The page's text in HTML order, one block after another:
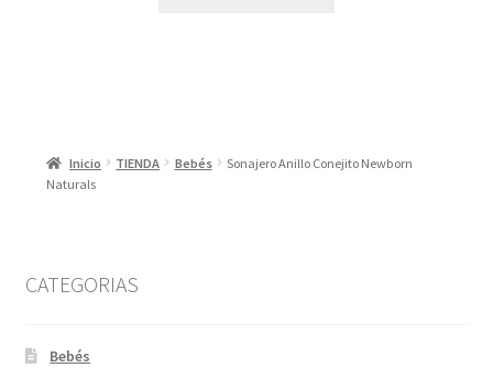
Inicio TIENDA Bebés
Sonajero Anillo Conejito Newborn
Naturals
CATEGORIAS
Bebés